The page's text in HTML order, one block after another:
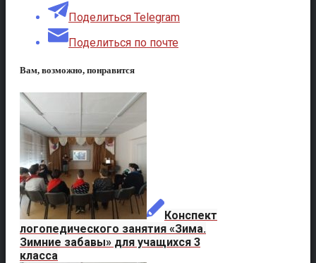
Поделиться Telegram
Поделиться по почте
Вам, возможно, понравится
Конспект
логопедического занятия «Зима.
Зимние забавы» для учащихся 3
класса